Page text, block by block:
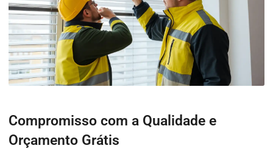
Compromisso com a Qualidade e
Orçamento Grátis